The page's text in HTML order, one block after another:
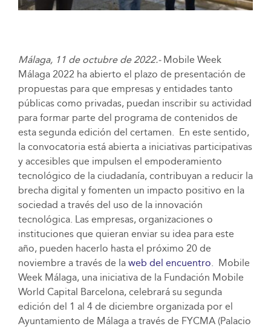
Málaga, 11 de octubre de 2022.-Mobile Week
Málaga 2022 ha abierto el plazo de presentación de
propuestas para que empresas y entidades tanto
públicas como privadas, puedan inscribir su actividad
para formar parte del programa de contenidos de
esta segunda edición del certamen. En este sentido,
la convocatoria está abierta a iniciativas participativas
y accesibles que impulsen el empoderamiento
tecnológico de la ciudadanía, contribuyan a reducir la
brecha digital y fomenten un impacto positivo en la
sociedad a través del uso de la innovación
tecnológica. Las empresas, organizaciones o
instituciones que quieran enviar su idea para este
año, pueden hacerlo hasta el próximo 20 de
noviembre a través de la web del encuentro. Mobile
Week Málaga, una iniciativa de la Fundación Mobile
World Capital Barcelona, celebrará su segunda
edición del 1 al 4 de diciembre organizada por el
Ayuntamiento de Málaga a través de FYCMA (Palacio